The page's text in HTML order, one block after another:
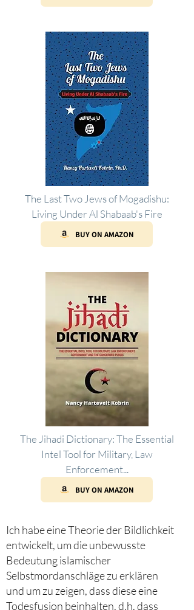
The Last Two Jews of Mogadishu:
Living Under Al Shabaab's Fire
BUY ON AMAZON
The Jihadi Dictionary: The Essential
Intel Tool for Military, Law
Enforcement...
BUY ON AMAZON
Ich habe eine Theorie der Bildlichkeit
entwickelt, um die unbewusste
Bedeutung islamischer
Selbstmordanschläge zu erklären
und um zu zeigen, dass diese eine
Todesfusion beinhalten, d.h. dass